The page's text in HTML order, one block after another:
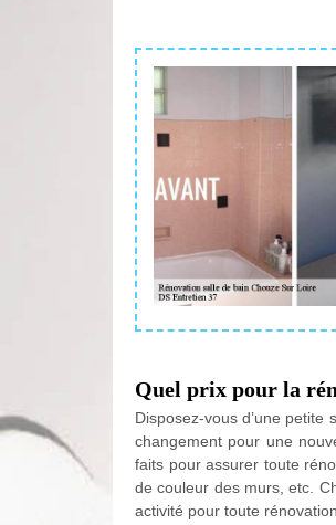
Quel prix pour la
Disposez-vous d’une petite
changement pour une
faits pour assurer toute
de couleur des murs, etc.
activité pour toute